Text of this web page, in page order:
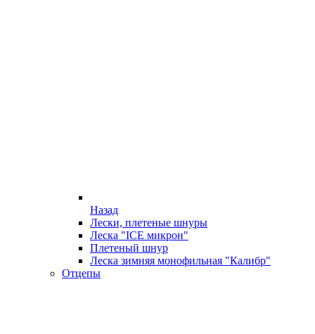
Назад
Лески, плетеные шнуры
Леска "ICE микрон"
Плетеный шнур
Леска зимняя монофильная "Калибр"
Отцепы